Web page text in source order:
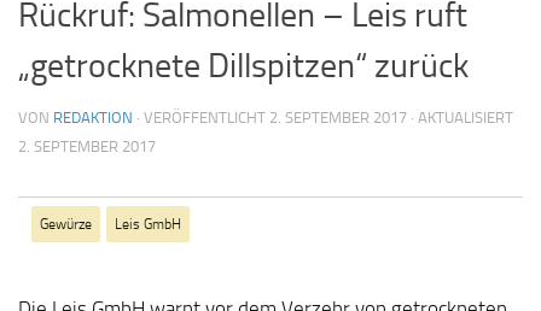
Rückruf: Salmonellen – Leis ruft
„getrocknete Dillspitzen“ zurück
VON REDAKTION · VERÖFFENTLICHT 2. SEPTEMBER 2017 · AKTUALISIERT
2. SEPTEMBER 2017
Gewürze Leis GmbH